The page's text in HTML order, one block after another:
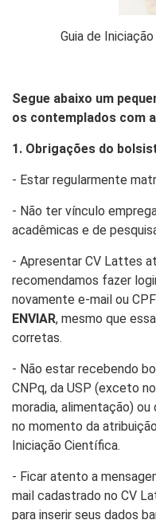
Guia de
Segue abaixo um
os contemplados com
1. Obrigações do
- Estar regularmente
- Não ter vínculo
acadêmicas e de
- Apresentar CV Lattes
recomendamos fazer
novamente e-mail ou
ENVIAR, mesmo que
corretas.
- Não estar recebendo
CNPq, da USP (exceto
moradia, alimentação)
no momento da
Iniciação Científica.
- Ficar atento a
mail cadastrado no CV
para inserir seus dados